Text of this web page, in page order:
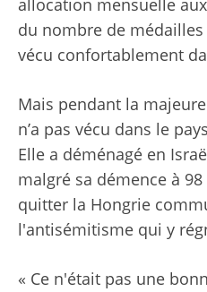
allocation mensuelle
du nombre de
vécu confortablement
Mais pendant la
n’a pas vécu dans le
Elle a déménagé en
malgré sa démence à
quitter la Hongrie
l'antisémitisme qui y
« Ce n'était pas une